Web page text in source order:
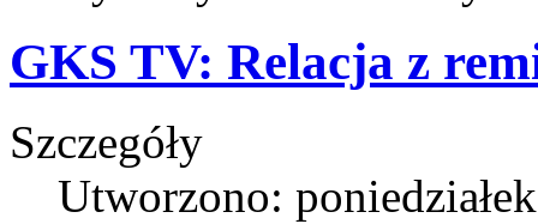
GKS TV: Relacja z
Szczegóły
Utworzono: